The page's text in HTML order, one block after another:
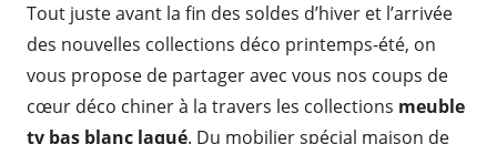
Tout juste avant la fin des soldes d’hiver et l’arrivée
des nouvelles collections déco printemps-été, on
vous propose de partager avec vous nos coups de
cœur déco chiner à la travers les collections meuble
tv bas blanc laqué. Du mobilier spécial maison de